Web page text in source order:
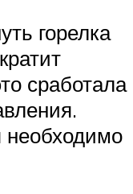
горелка
сработала
необходимо